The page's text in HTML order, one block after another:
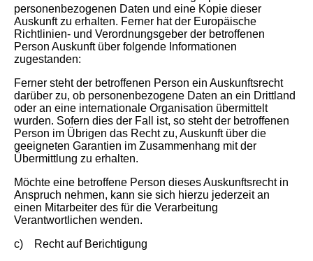
personenbezogenen Daten und eine Kopie dieser
Auskunft zu erhalten. Ferner hat der Europäische
Richtlinien- und Verordnungsgeber der betroffenen
Person Auskunft über folgende Informationen
zugestanden:
Ferner steht der betroffenen Person ein Auskunftsrecht
darüber zu, ob personenbezogene Daten an ein Drittland
oder an eine internationale Organisation übermittelt
wurden. Sofern dies der Fall ist, so steht der betroffenen
Person im Übrigen das Recht zu, Auskunft über die
geeigneten Garantien im Zusammenhang mit der
Übermittlung zu erhalten.
Möchte eine betroffene Person dieses Auskunftsrecht in
Anspruch nehmen, kann sie sich hierzu jederzeit an
einen Mitarbeiter des für die Verarbeitung
Verantwortlichen wenden.
c) Recht auf Berichtigung